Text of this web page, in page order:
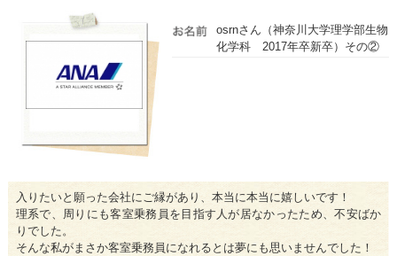
osrnさん（神奈川大学理学部生物
化学科 2017年卒新卒）その②
入りたいと願った会社にご縁があり、本当に本当に嬉しいです！
理系で、周りにも客室乗務員を目指す人が居なかったため、不安ばか
りでした。
そんな私がまさか客室乗務員になれるとは夢にも思いませんでした！